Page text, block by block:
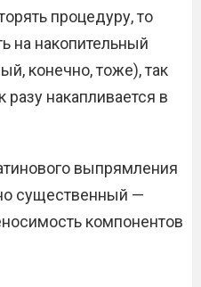
процедуру, то
на накопительный
конечно, тоже), так
разу накапливается в
выпрямления
существенный —
компонентов